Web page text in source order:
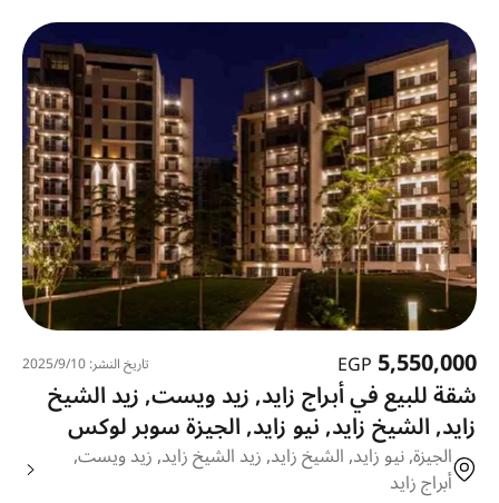
5,550,000
EGP تاريخ النشر: 10‏‏/9‏‏/2025
شقة للبيع في أبراج زايد, زيد ويست, زيد الشيخ
زايد, الشيخ زايد, نيو زايد, الجيزة سوبر لوكس
الجيزة, نيو زايد, الشيخ زايد, زيد الشيخ زايد, زيد ويست,
أبراج زايد